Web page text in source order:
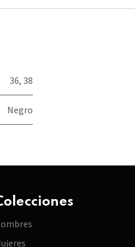
36, 38
Negro